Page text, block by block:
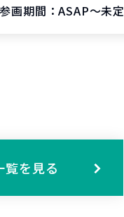
参画期間：ASAP～未定
覧を見る